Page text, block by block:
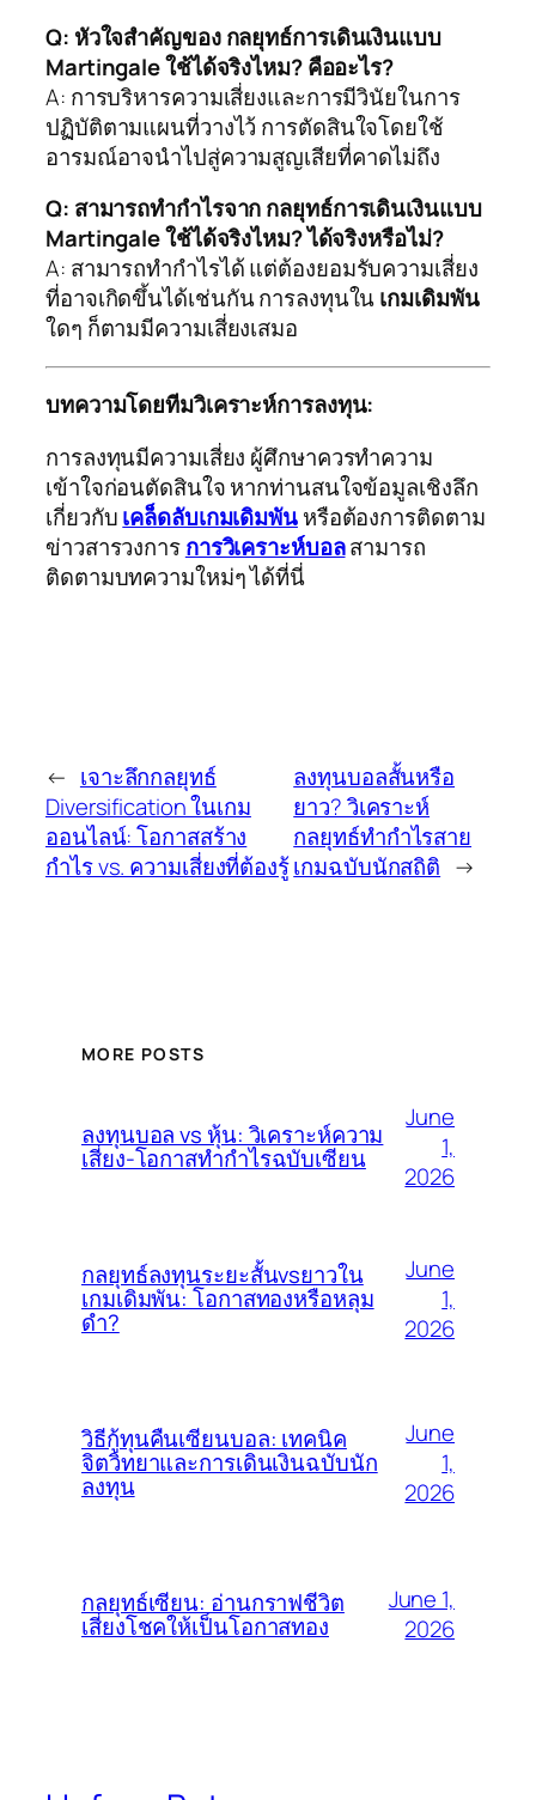
Q: หัวใจสำคัญของ กลยุทธ์การเดินเงินแบบ
Martingale ใช้ได้จริงไหม? คืออะไร?
A: การบริหารความเสี่ยงและการมีวินัยในการ
ปฏิบัติตามแผนที่วางไว้ การตัดสินใจโดยใช้
อารมณ์อาจนำไปสู่ความสูญเสียที่คาดไม่ถึง
Q: สามารถทำกำไรจาก กลยุทธ์การเดินเงินแบบ
Martingale ใช้ได้จริงไหม? ได้จริงหรือไม่?
A: สามารถทำกำไรได้ แต่ต้องยอมรับความเสี่ยง
ที่อาจเกิดขึ้นได้เช่นกัน การลงทุนในเกมเดิมพัน
ใดๆ ก็ตามมีความเสี่ยงเสมอ
บทความโดยทีมวิเคราะห์การลงทุน:
การลงทุนมีความเสี่ยง ผู้ศึกษาควรทำความ
เข้าใจก่อนตัดสินใจ หากท่านสนใจข้อมูลเชิงลึก
เกี่ยวกับเคล็ดลับเกมเดิมพันหรือต้องการติดตาม
ข่าวสารวงการการวิเคราะห์บอลสามารถ
ติดตามบทความใหม่ๆ ได้ที่นี่
← เจาะลึกกลยุทธ์
Diversification ในเกม
ออนไลน์: โอกาสสร้าง
กำไร vs. ความเสี่ยงที่ต้องรู้
ลงทุนบอลสั้นหรือ
ยาว? วิเคราะห์
กลยุทธ์ทำกำไรสาย
เกมฉบับนักสถิติ →
MORE POSTS
ลงทุนบอล vs หุ้น: วิเคราะห์ความ
เสี่ยง-โอกาสทำกำไรฉบับเซียน
June
1,
2026
กลยุทธ์ลงทุนระยะสั้นvsยาวใน
เกมเดิมพัน: โอกาสทองหรือหลุม
ดำ?
June
1,
2026
วิธีกู้ทุนคืนเซียนบอล: เทคนิค
จิตวิทยาและการเดินเงินฉบับนัก
ลงทุน
June
1,
2026
กลยุทธ์เซียน: อ่านกราฟชีวิต
เสี่ยงโชคให้เป็นโอกาสทอง
June 1,
2026